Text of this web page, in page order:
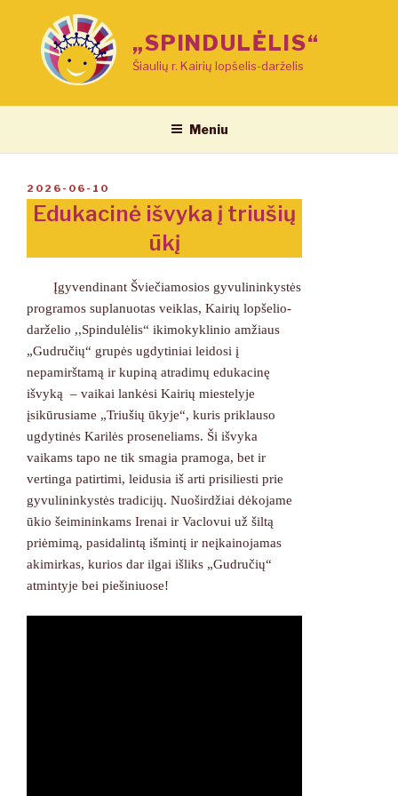
„SPINDULĖLIS“
Šiaulių r. Kairių lopšelis-darželis
Meniu
PASKELBTA
2026-06-10
Edukacinė išvyka į triušių
ūkį
Įgyvendinant Šviečiamosios gyvulininkystės
programos suplanuotas veiklas, Kairių lopšelio-
darželio ,,Spindulėlis“ ikimokyklinio amžiaus
„Gudručių“ grupės ugdytiniai leidosi į
nepamirštamą ir kupiną atradimų edukacinę
išvyką – vaikai lankėsi Kairių miestelyje
įsikūrusiame „Triušių ūkyje“, kuris priklauso
ugdytinės Karilės proseneliams. Ši išvyka
vaikams tapo ne tik smagia pramoga, bet ir
vertinga patirtimi, leidusia iš arti prisiliesti prie
gyvulininkystės tradicijų. Nuoširdžiai dėkojame
ūkio šeimininkams Irenai ir Vaclovui už šiltą
priėmimą, pasidalintą išmintį ir neįkainojamas
akimirkas, kurios dar ilgai išliks „Gudručių“
atmintyje bei piešiniuose!